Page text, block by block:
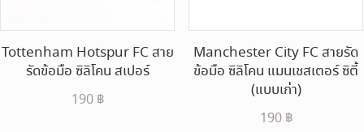
Tottenham Hotspur FC สาย
รัดข้อมือ ซิลิโคน สเปอร์
190 ฿
Manchester City FC สายรัด
ข้อมือ ซิลิโคน แมนเชสเตอร์ ซิตี้
(แบบเก่า)
190 ฿